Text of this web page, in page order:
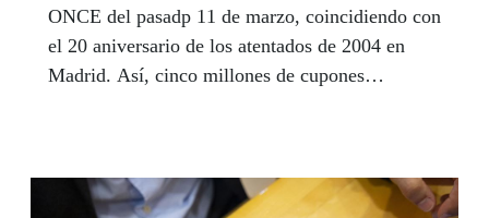
ONCE del pasadp 11 de marzo, coincidiendo con
el 20 aniversario de los atentados de 2004 en
Madrid. Así, cinco millones de cupones